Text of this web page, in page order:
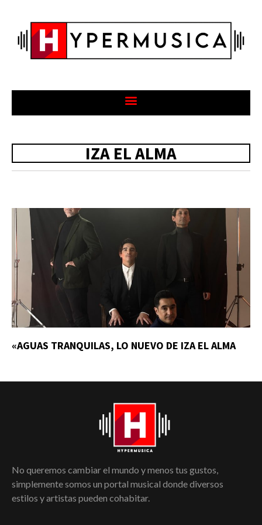
IZA EL ALMA
«AGUAS TRANQUILAS, LO NUEVO DE IZA EL ALMA
No queremos cambiar el mundo y menos tus gustos,
simplemente somos un portal musical donde diversos
estilos y artistas pueden cohabitar.